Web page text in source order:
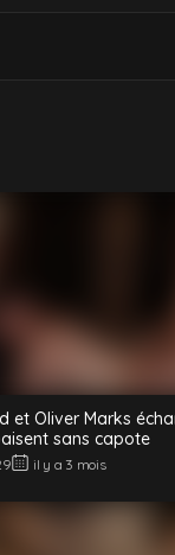
et Oliver Marks
sans capote
il y a 3 mois